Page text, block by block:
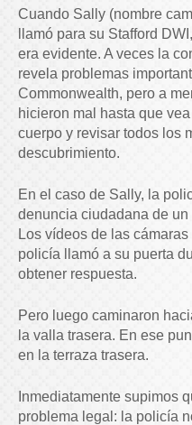
Cuando Sally (nombre
llamó para su Stafford
era evidente. A veces la
revela problemas
Commonwealth, pero a
hicieron mal hasta que
cuerpo y revisar todos los
descubrimiento.
En el caso de Sally, la
denuncia ciudadana de
Los vídeos de las
policía llamó a su puerta
obtener respuesta.
Pero luego caminaron
la valla trasera. En ese
en la terraza trasera.
Inmediatamente supimos
problema legal: la policía